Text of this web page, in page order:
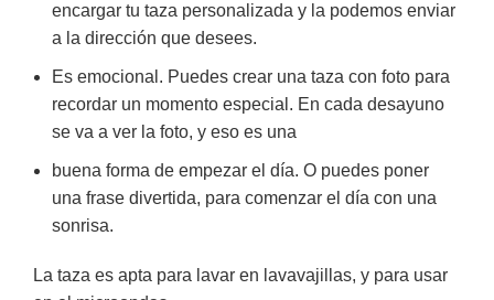
encargar tu taza personalizada y la podemos enviar
a la dirección que desees.
Es emocional. Puedes crear una taza con foto para
recordar un momento especial. En cada desayuno
se va a ver la foto, y eso es una
buena forma de empezar el día. O puedes poner
una frase divertida, para comenzar el día con una
sonrisa.
La taza es apta para lavar en lavavajillas, y para usar